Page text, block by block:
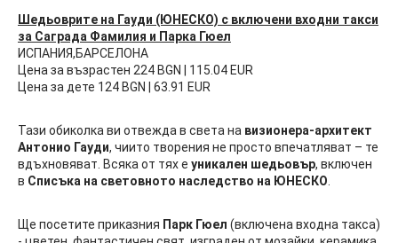
Шедьоврите на Гауди (ЮНЕСКО) с включени входни такси
за Саграда Фамилия и Парка Гюел
ИСПАНИЯ,БАРСЕЛОНА
Цена за възрастен 224 BGN | 115.04 EUR
Цена за дете 124 BGN | 63.91 EUR
Тази обиколка ви отвежда в света на визионера-архитект
Антонио Гауди, чиито творения не просто впечатляват – те
вдъхновяват. Всяка от тях е уникален шедьовър, включен
в Списъка на световното наследство на ЮНЕСКО
Ще посетите приказния Парк Гюел (включена входна такса)